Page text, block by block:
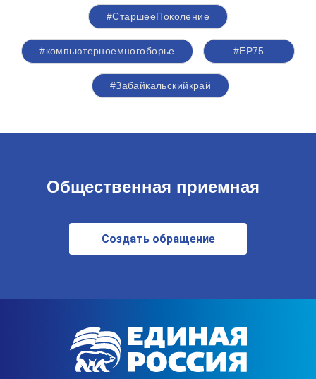
#СтаршееПоколение
#компьютерноемногоборье #ЕР75
#Забайкальскийкрай
Общественная приемная
Создать обращение